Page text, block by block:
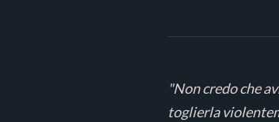
"Non credo che
toglierla